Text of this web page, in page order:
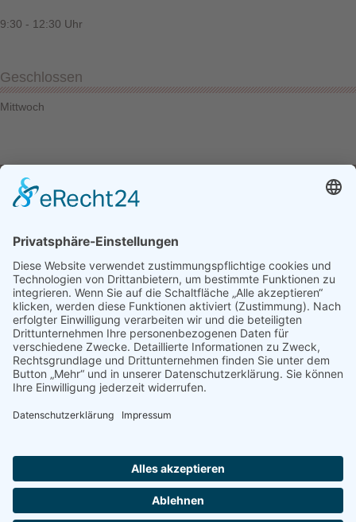
9:30 - 12:30 Uhr
Geschlossen
Mittwoch
Stoffe und mehr
Hauptstraße 31
88512 Mengen
Fon 07572 8279
Fax 07572 714601
E-Mail: info@mf-stoffe.de
Unsere Öffnungszeiten
Montag: 9 - 12:15 Uhr
Mittwoch: geschlossen
Freitag: 9 - 12:15 Uhr und 14:30 - 18 Uhr
Samstag: 9:30 - 12:30 Uhr